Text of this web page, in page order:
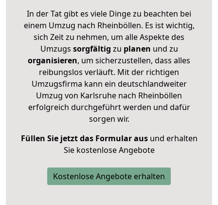
In der Tat gibt es viele Dinge zu beachten bei
einem Umzug nach Rheinböllen. Es ist wichtig,
sich Zeit zu nehmen, um alle Aspekte des
Umzugs sorgfältig zu planen und zu
organisieren, um sicherzustellen, dass alles
reibungslos verläuft. Mit der richtigen
Umzugsfirma kann ein deutschlandweiter
Umzug von Karlsruhe nach Rheinböllen
erfolgreich durchgeführt werden und dafür
sorgen wir.
Füllen Sie jetzt das Formular ausund erhalten
Sie kostenlose Angebote
Kostenlose Angebote erhalten